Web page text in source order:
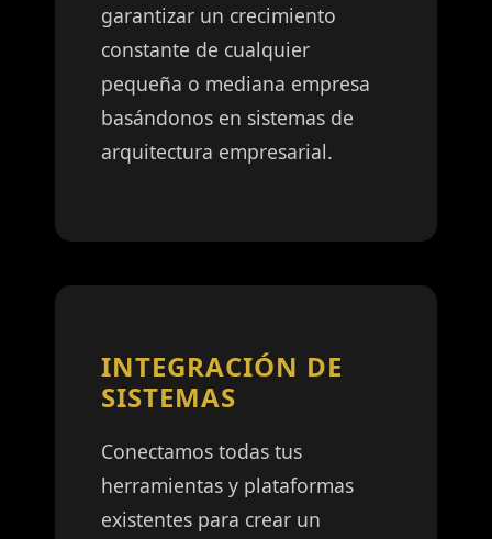
garantizar un crecimiento
constante de cualquier
pequeña o mediana empresa
basándonos en sistemas de
arquitectura empresarial.
INTEGRACIÓN DE
SISTEMAS
Conectamos todas tus
herramientas y plataformas
existentes para crear un